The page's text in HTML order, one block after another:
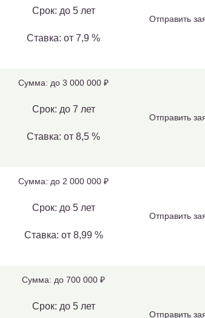
Срок: до 5 лет
Ставка: от 7,9 %
Отправить
Сумма: до 3 000 000 ₽
Срок: до 7 лет
Ставка: от 8,5 %
Отправить
Сумма: до 2 000 000 ₽
Срок: до 5 лет
Ставка: от 8,99 %
Отправить
Сумма: до 700 000 ₽
Срок: до 5 лет
Отправить